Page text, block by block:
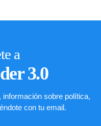
a
3.0
sobre política,
con tu email.